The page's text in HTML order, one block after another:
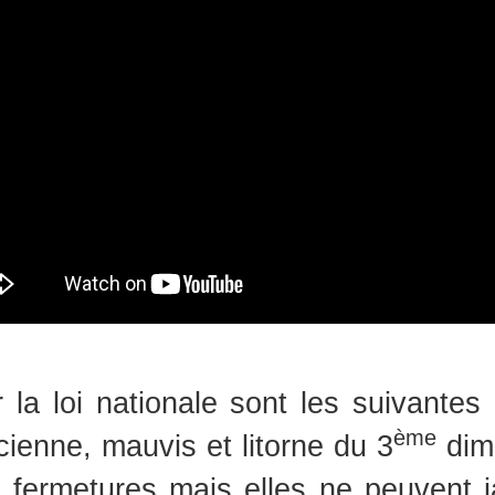
loi nationale sont les
mauvis et litorne du 3ème